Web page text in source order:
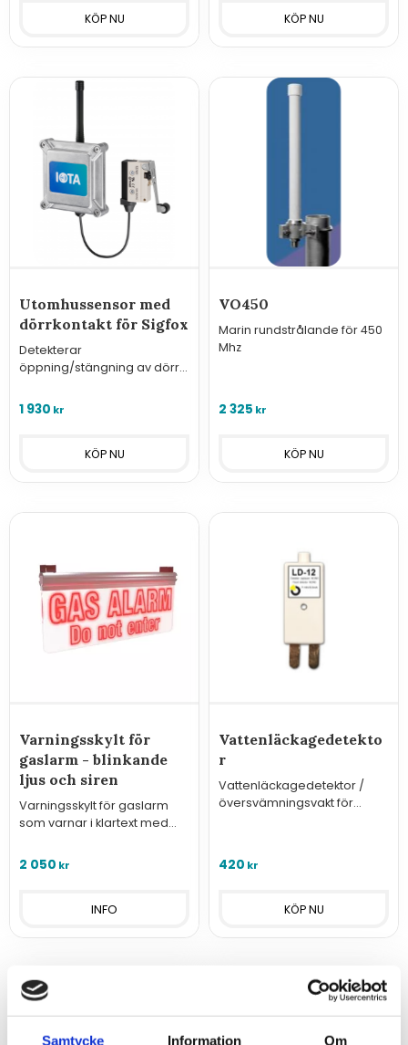
Samtycke Information Om
Utomhussensor med
dörrkontakt för Sigfox
Detekterar
öppning/stängning av dörr
skickar informationen över
1 930 kr
VO450
Marin rundstrålande för 450
Mhz
2 325 kr
Varningsskylt för
gaslarm - blinkande
ljus och siren
Varningsskylt för gaslarm
som varnar i klartext med
ljudsignal (92dB).
2 050 kr
INFO
Vattenläckagedetekto
r
Vattenläckagedetektor /
översvämningsvakt för
styrningar
420 kr